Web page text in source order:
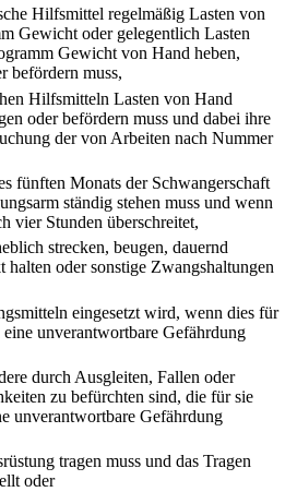
Hilfsmittel regelmäßig Lasten von
Gewicht oder gelegentlich Lasten
Gewicht von Hand heben,
befördern muss,
Hilfsmitteln Lasten von Hand
oder befördern muss und dabei ihre
der von Arbeiten nach Nummer
fünften Monats der Schwangerschaft
ständig stehen muss und wenn
vier Stunden überschreitet,
strecken, beugen, dauernd
halten oder sonstige Zwangshaltungen
eingesetzt wird, wenn dies für
unverantwortbare Gefährdung
durch Ausgleiten, Fallen oder
zu befürchten sind, die für sie
unverantwortbare Gefährdung
tragen muss und das Tragen
oder